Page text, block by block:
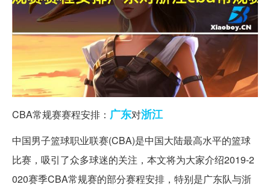
CBA常规赛赛程安排： 广东对浙江
中国男子篮球职业联赛(CBA)是中国大陆最高水平的篮球
比赛，吸引了众多球迷的关注，本文将为大家介绍2019-2
020赛季CBA常规赛的部分赛程安排，特别是广东队与浙